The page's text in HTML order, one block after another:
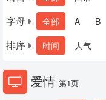
字母 全部 A B
排序 时间 人气
爱情 第1页